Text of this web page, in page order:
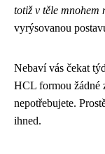
totiž v těle mnohem
vyrýsovanou
Nebaví vás čekat
HCL formou žádné
nepotřebujete.
ihned.